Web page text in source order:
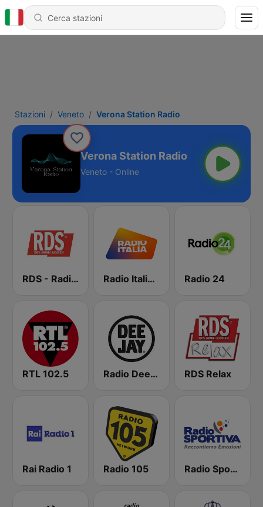
Stazioni Veneto Verona Station Radio
Verona Station Radio
Veneto - Online
RDS - Radio Dimensione Suono Radio Italia solomusicaitaliana Radio 24
RTL 102.5 Radio Deejay RDS Relax
Rai Radio 1 Radio 105 Radio Sportiva